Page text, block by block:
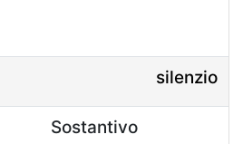
silenzio
Sostantivo